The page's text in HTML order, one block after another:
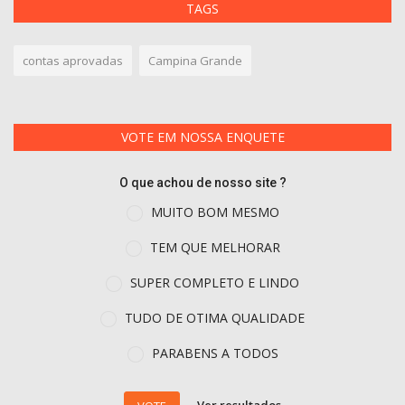
TAGS
contas aprovadas Campina Grande
VOTE EM NOSSA ENQUETE
O que achou de nosso site ?
MUITO BOM MESMO
TEM QUE MELHORAR
SUPER COMPLETO E LINDO
TUDO DE OTIMA QUALIDADE
PARABENS A TODOS